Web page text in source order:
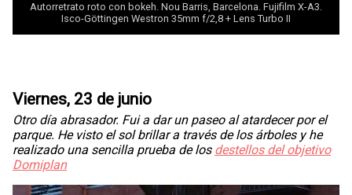
Autorretrato roto con bokeh. Nou Barris, Barcelona. Fujifilm X-A3.
Isco-Göttingen Westron 35mm f/2,8 + Lens Turbo II
Viernes, 23 de junio
Otro día abrasador. Fui a dar un paseo al atardecer por el
parque. He visto el sol brillar a través de los árboles y he
realizado una sencilla prueba de los destellos del objetivo
Domiplan